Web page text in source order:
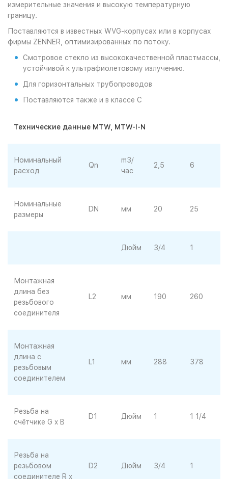
измерительные значения и высокую температурную
границу.
Поставляются в известных WVG-корпусах или в корпусах
фирмы ZENNER, оптимизированных по потоку.
Смотровое стекло из высококачественной пластмассы,
устойчивой к ультрафиолетовому излучению.
Для горизонтальных трубопроводов
Поставляются также и в классе С
Технические данные MTW MTW-I-N
Номинальный
расход
Qn
m3/
час
2,5 6
Номинальные
размеры
DN мм 20 25
Дюйм 3/4 1
Монтажная
длина без
резьбового
соединителя
L2 мм 190 260
Монтажная
длина с
резьбовым
соединителем
L1 мм 288 378
Резьба на
счётчике G x B
D1 Дюйм 1 1 1/4
Резьба на
резьбовом
соединителе R x
D2 Дюйм 3/4 1